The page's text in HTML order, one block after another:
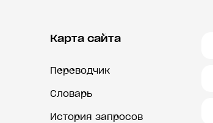
Карта сайта
Переводчик
Словарь
История запросов